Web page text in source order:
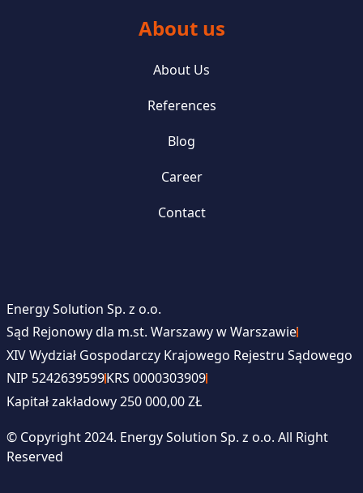
About us
About Us
References
Blog
Career
Contact
Energy Solution Sp. z o.o.
Sąd Rejonowy dla m.st. Warszawy w Warszawie
XIV Wydział Gospodarczy Krajowego Rejestru Sądowego
NIP 5242639599KRS 0000303909
Kapitał zakładowy 250 000,00 ZŁ
© Copyright 2024. Energy Solution Sp. z o.o. All Right
Reserved